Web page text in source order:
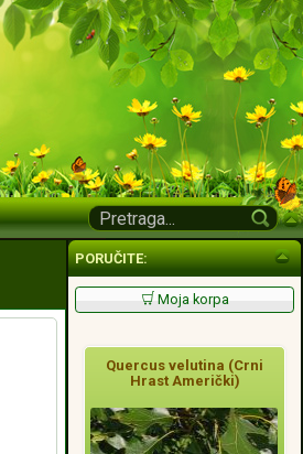
PORUČITE:
Moja korpa
Quercus velutina (Crni
Hrast Američki)